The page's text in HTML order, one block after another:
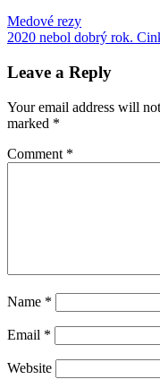
StokesSunrise
Mountainvýlet
deťmi
Post
navigation
Previous
Post:
Medové rezy
Next
2020 nebol dobrý rok.
Leave a Reply
Your email address will
marked *
Comment *
Name *
Email *
Website